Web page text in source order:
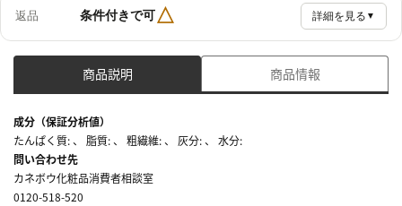
返品 条件付きで可△ 詳細を見る ▼
商品説明 商品情報
成分（保証分析値）
たんぱく質: 、 脂質: 、 粗繊維: 、 灰分: 、 水分:
問い合わせ先
カネボウ化粧品消費者相談室
0120-518-520